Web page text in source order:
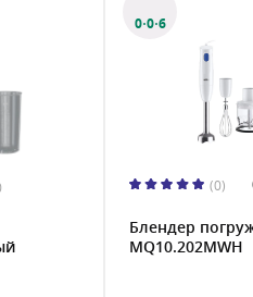
0·0·6
(0)
Блендер
MQ10.202MWH